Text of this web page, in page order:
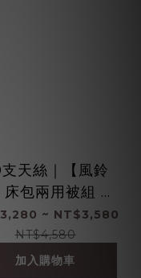
天絲｜【風鈴
包兩用被組 ｜
萊賽爾纖維
~ NT$3,580
NT$4,580
加入購物車